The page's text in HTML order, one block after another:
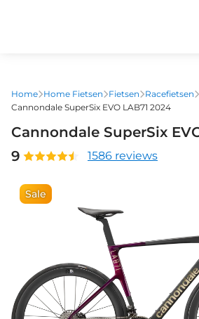
gaan
Home Home Fietsen Fietsen Racefietsen
Cannondale SuperSix EVO LAB71 2024
Cannondale SuperSix
9
1586 reviews
Sale